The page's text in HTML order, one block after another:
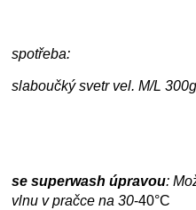
spotřeba:
slaboučký svetr vel. M/L 300g
se superwash úpravou:
vlnu v pračce na30-40°C